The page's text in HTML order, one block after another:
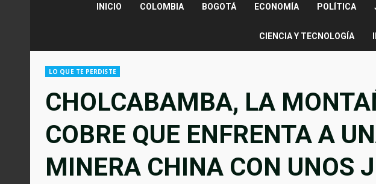
INICIO COLOMBIA BOGOTÁ ECONOMÍA POLÍTICA
CIENCIA Y TECNOLOGÍA
LO QUE TE PERDISTE
CHOLCABAMBA, LA
COBRE QUE ENFRENTA A
MINERA CHINA CON UNOS